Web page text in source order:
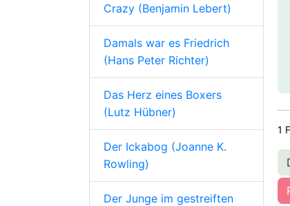
1
Crazy (Benjamin Lebert)
Damals war es Friedrich
(Hans Peter Richter)
Das Herz eines Boxers
(Lutz Hübner)
Der Ickabog (Joanne K.
Rowling)
Der Junge im gestreiften